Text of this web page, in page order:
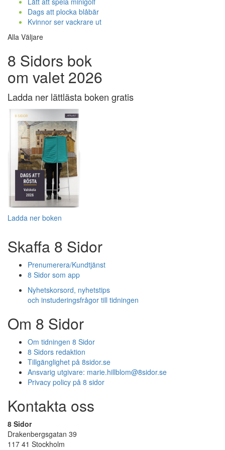
Dags att plocka blåbär
Kvinnor ser vackrare ut
Alla Väljare
8 Sidors bok
om valet 2026
Ladda ner lättlästa boken gratis
Ladda ner boken
Skaffa 8 Sidor
Prenumerera/Kundtjänst
8 Sidor som app
Nyhetskorsord, nyhetstips
och instuderingsfrågor till tidningen
Om 8 Sidor
Om tidningen 8 Sidor
8 Sidors redaktion
Tillgänglighet på 8sidor.se
Ansvarig utgivare: marie.hillblom@8sidor.se
Privacy policy på 8 sidor
Kontakta oss
8 Sidor
Drakenbergsgatan 39
117 41 Stockholm